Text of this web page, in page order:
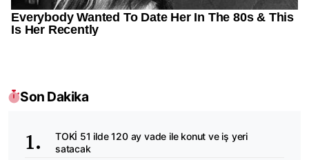
Son Dakika
TOKİ 51 ilde 120 ay vade ile konut ve iş yeri
satacak